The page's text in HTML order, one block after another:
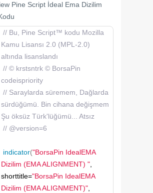
Pine Script İdeal Ema Dizilim
// Bu, Pine Script™ kodu Mozilla
Kamu Lisansı 2.0 (MPL-2.0)
altında lisanslandı
// © krstsntrk © BorsaPin
codeispriority
// Saraylarda süremem, Dağlarda
sürdüğümü. Bin cihana değişmem
Şu öksüz Türk'lüğümü... Atsız
// @version=6
indicator("BorsaPin IdealEMA
Dizilim (EMA ALIGNMENT) ",
shorttitle="BorsaPin IdealEMA
Dizilim (EMA ALIGNMENT)",